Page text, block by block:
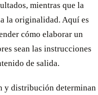
mientras que la
la originalidad. Aquí es
cómo elaborar un
sean las instrucciones
de salida.
y distribución determinan